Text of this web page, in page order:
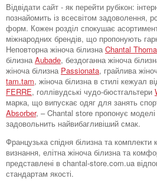
Відвідати сайт - як перейти рубікон:
познайомить із всесвітом задоволення,
форм. Кожен розділ спокушає
міжнародних брендів, що пропонують
Неповторна жіноча білизна Chantal
білизна Aubade, бездоганна жіноча
жіноча білизна Passionata, грайлива
tam.tam, жіноча білизна в стилі кежуал
FERRE, голлівудські чудо-бюстгальтери
марка, що випускає одяг для занять
Absorber, – Chantal store пропонує
задовольнить найвибагливіший смак.
Французька спідня білизна та комплекти
визнання, елітна жіноча білизна та
представлені в chantal-store.com.ua
стандартам якості.